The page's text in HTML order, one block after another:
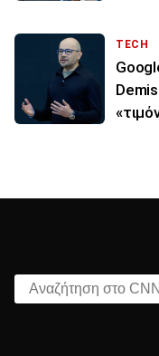
TECH
Αναζήτηση στο